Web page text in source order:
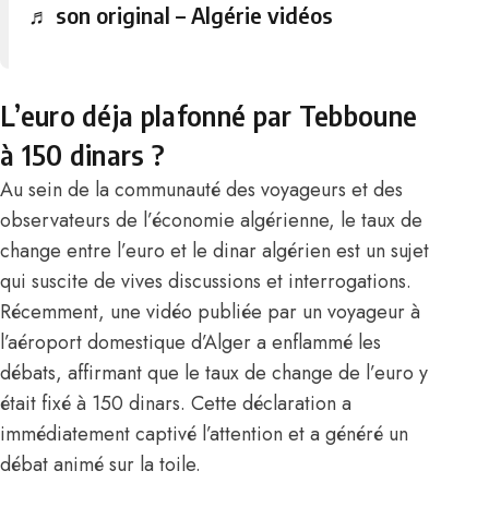
♬ son original – Algérie vidéos
L’euro déja plafonné par Tebboune
à 150 dinars ?
Au sein de la communauté des voyageurs et des
observateurs de l’économie algérienne, le taux de
change entre l’euro et le dinar algérien est un sujet
qui suscite de vives discussions et interrogations.
Récemment, une vidéo publiée par un voyageur à
l’aéroport domestique d’Alger a enflammé les
débats, affirmant que le taux de change de l’euro y
était fixé à 150 dinars. Cette déclaration a
immédiatement captivé l’attention et a généré un
débat animé sur la toile.